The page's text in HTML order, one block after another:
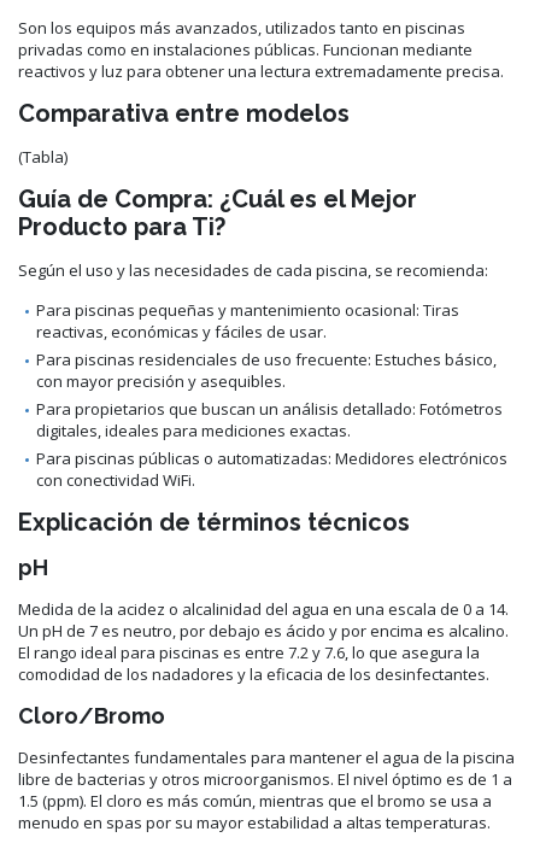
Son los equipos más avanzados, utilizados tanto en piscinas
privadas como en instalaciones públicas. Funcionan mediante
reactivos y luz para obtener una lectura extremadamente precisa.
Comparativa entre modelos
(Tabla)
Guía de Compra: ¿Cuál es el Mejor
Producto para Ti?
Según el uso y las necesidades de cada piscina, se recomienda:
Para piscinas pequeñas y mantenimiento ocasional: Tiras
reactivas, económicas y fáciles de usar.
Para piscinas residenciales de uso frecuente: Estuches básico,
con mayor precisión y asequibles.
Para propietarios que buscan un análisis detallado: Fotómetros
digitales, ideales para mediciones exactas.
Para piscinas públicas o automatizadas: Medidores electrónicos
con conectividad WiFi.
Explicación de términos técnicos
pH
Medida de la acidez o alcalinidad del agua en una escala de 0 a 14.
Un pH de 7 es neutro, por debajo es ácido y por encima es alcalino.
El rango ideal para piscinas es entre 7.2 y 7.6, lo que asegura la
comodidad de los nadadores y la eficacia de los desinfectantes.
Cloro/Bromo
Desinfectantes fundamentales para mantener el agua de la piscina
libre de bacterias y otros microorganismos. El nivel óptimo es de 1 a
1.5 (ppm). El cloro es más común, mientras que el bromo se usa a
menudo en spas por su mayor estabilidad a altas temperaturas.